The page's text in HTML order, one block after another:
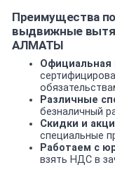
Преимущества
выдвижные
АЛМАТЫ
Официальная
Различные
безналичный
Скидки и
специальные
Работаем с
взять НДС в